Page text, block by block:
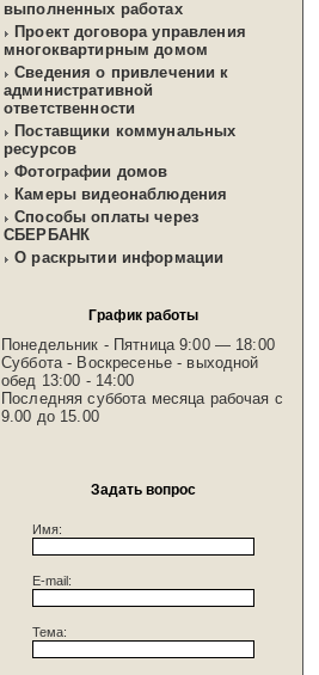
выполненных работах
Проект договора управления
многоквартирным домом
Сведения о привлечении к
административной
ответственности
Поставщики коммунальных
ресурсов
Фотографии домов
Камеры видеонаблюдения
Способы оплаты через
СБЕРБАНК
О раскрытии информации
График работы
Понедельник - Пятница 9:00 — 18:00
Суббота - Воскресенье - выходной
обед 13:00 - 14:00
Последняя суббота месяца рабочая с
9.00 до 15.00
Задать вопрос
Имя:
E-mail:
Тема: